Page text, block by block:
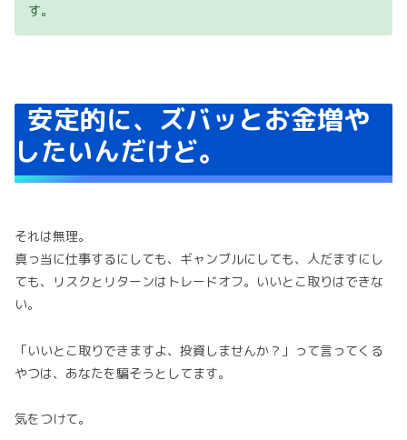
す。
安定的に、ズバッとお金増や
したいんだけど。
それは無理。
真っ当に仕事するにしても、ギャンブルにしても、人だますにし
ても、リスクとリターンはトレードオフ。いいとこ取りはできな
い。
「いいとこ取りできますよ、投資しませんか？」って言ってくる
やつは、あなたを騙そうとしてます。
気をつけて。